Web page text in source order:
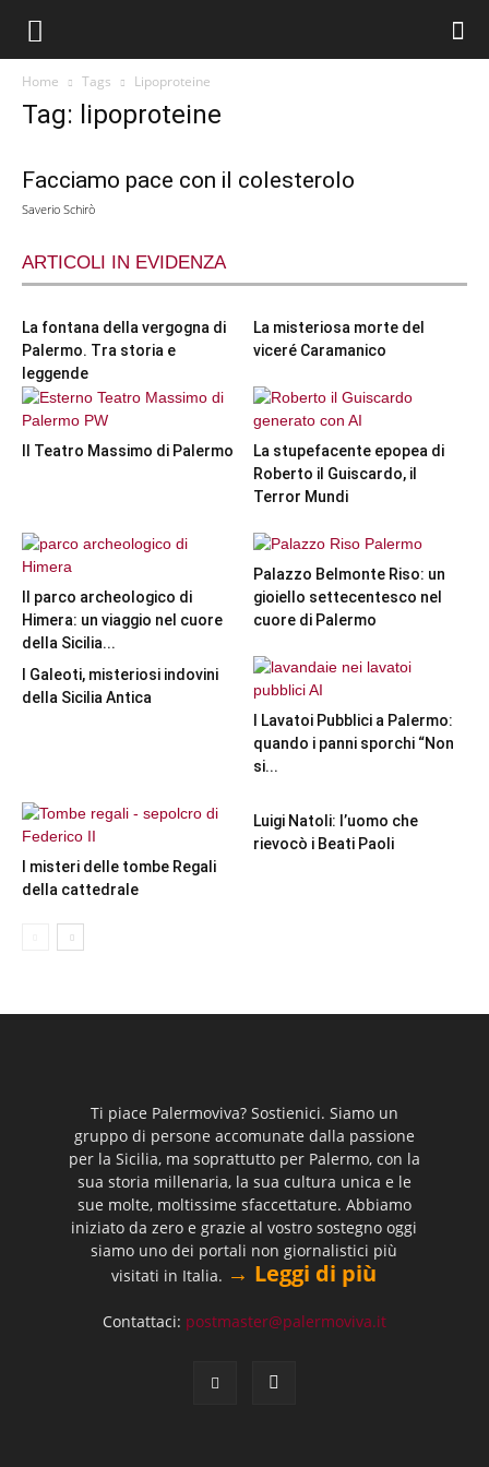
Home Tags Lipoproteine
Tag: lipoproteine
Facciamo pace con il colesterolo
Saverio Schirò
ARTICOLI IN EVIDENZA
La fontana della vergogna di
Palermo. Tra storia e
leggende
La misteriosa morte del
viceré Caramanico
Il Teatro Massimo di Palermo
La stupefacente epopea di
Roberto il Guiscardo, il
Terror Mundi
Il parco archeologico di
Himera: un viaggio nel cuore
della Sicilia...
Palazzo Belmonte Riso: un
gioiello settecentesco nel
cuore di Palermo
I Galeoti, misteriosi indovini
della Sicilia Antica
I Lavatoi Pubblici a Palermo:
quando i panni sporchi “Non
si...
I misteri delle tombe Regali
della cattedrale
Luigi Natoli: l’uomo che
rievocò i Beati Paoli
Ti piace Palermoviva? Sostienici. Siamo un
gruppo di persone accomunate dalla passione
per la Sicilia, ma soprattutto per Palermo, con la
sua storia millenaria, la sua cultura unica e le
sue molte, moltissime sfaccettature. Abbiamo
iniziato da zero e grazie al vostro sostegno oggi
siamo uno dei portali non giornalistici più
visitati in Italia. → Leggi di più
Contattaci: postmaster@palermoviva.it